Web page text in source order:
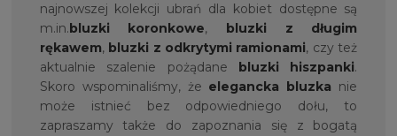
najnowszej kolekcji ubrań dla kobiet dostępne są
m.in. bluzki koronkowe,
bluzki z długim
rękawem, bluzki z odkrytymi ramionami, czy też
aktualnie szalenie pożądane
bluzki hiszpanki.
Skoro wspominaliśmy, że elegancka bluzka nie
może istnieć bez odpowiedniego dołu, to
zapraszamy także do zapoznania się z bogatą